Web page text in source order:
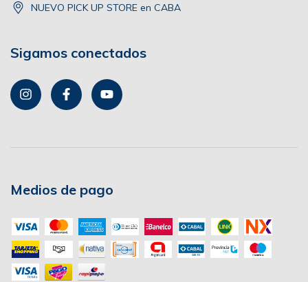
NUEVO PICK UP STORE en CABA
Sigamos conectados
Medios de pago